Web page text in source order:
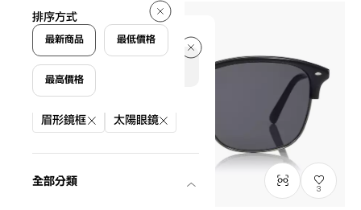
6 件
篩選條件
眉形鏡框 太陽眼鏡
全部分類
排序方式
最新商品 最低價格
最高價格
3